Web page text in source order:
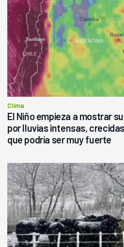
Clima
El Niño empieza a mostrar
por lluvias intensas,
que podría ser muy fuerte